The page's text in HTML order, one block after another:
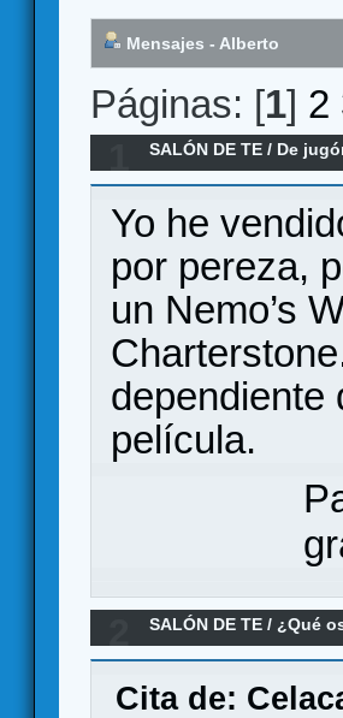
Mensajes - Alberto
Páginas: [1] 2
SALÓN DE TE / De
Yo he
por pereza,
un Nemo’s
dependiente
película.
SALÓN DE TE /¿Qué
Cita de: